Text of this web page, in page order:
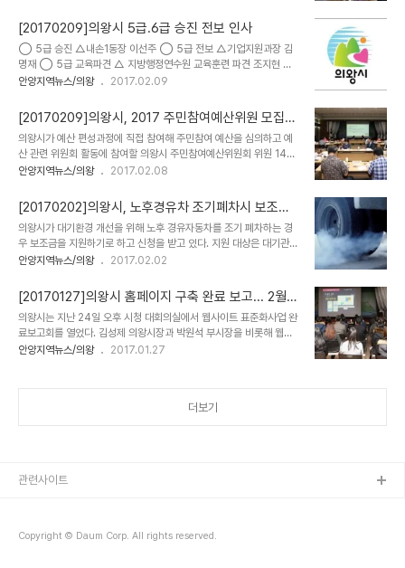
설명회를 여는 한편, ..
은 ‘도시재생활성화 및 지원에 관한 특별법’과 정부의 ‘국가 도시재생
기본방침’에 따라 의왕시 도시 지역의 잠재력과 법적․제도적 기준, 인
구․경제․산업․문화적 특성을 분석하고, 산․학․연 전문가 및 주민 등의
의견을 종합적으로 검토해 도시재생 전략을 수립하기 위해 추진되고
있다. 이날 보고회에서 참석자들은 의왕시 도시전략계획 기초조사를
에 대한 의견을 나눴다. 또, 지난 보고회에..
[20170209]의왕시 5급.6급 승진 전보 인사
◯ 5급 승진 △내손1동장 이선주 ◯ 5급 전보 △기업지원과장 김
명재 ◯ 5급 교육파견 △ 지방행정연수원 교육훈련 파견 조지현 ◯
6급 전보 △의회사무과 전문위원 김지홍 △문화예술관광팀장 박정오
운영팀장 박경석 △중앙도서관 독서진흥팀장 김지영 △내손도서관
관리운영팀장 송은아 △부곡동 사무장 송근성 △오전동 사무장 김동
수 ◯ 6급 교육파견 △경기도인재개발원 교육훈련 파견 안상숙 정준
모 - 이상 2월 13일자
안양지역뉴스/의왕 2017.02.09
[20170209]의왕시, 2017 주민참여예산위원 모집합
니다
의왕시가 예산 편성과정에 직접 참여해 주민참여 예산을 심의하고 예
산 관련 위원회 활동에 참여할 의왕시 주민참여예산위원회 위원 14명
을 13일까지 모집한다. 이번 모집의 응모 자격은 의왕시민과 의왕시
하다. 위원회 위원들은 의왕시 주민참여예산위원회 및 분과위 위원으
로 활동하면서 주민참여 예산을 심의하고 자문하는 역할을 맡는다. 의
왕시는 여성과 장애인, 노인 및 다문화 가족 등 사회적 약자를 대표하
는 시민들을 우선 선정하고, 재정‧행정 등의 분야에 전문성을 가진 시
민과 지역별‧성별‧연령대 등을 고려해 균형 있게 선정할 계획이다. 주
원사업 예산으로 일반회계 총 예산의 1% 범위..
안양지역뉴스/의왕 2017.02.08
[20170202]의왕시, 노후경유차 조기폐차시 보조금
지급
의왕시가 대기환경 개선을 위해 노후 경유자동차를 조기 폐차하는 경
우 보조금을 지원하기로 하고 신청을 받고 있다. 지원 대상은 대기관리
권역(양평·가평·연천·옹진군을 제외한 수도권)에 2년 이상 연속 등록
월 31일 이전 배출허용 기준을 적용해 제작된 경유자동차다. 단, 정부
보조금을 받아 배출가스 저감 장치를 부착했거나 저공해 엔진으로 개
조한 차량은 제외된다. 보조금액은 차종 및 연식에 따라 보험개발원이
산정한 분기별 차량기준 가액의 100%를 지급한다, 그러나 2001년
이후 제작 차량은 상한액이 있어 3.5톤 미만은 165만원, 3.5톤 이상
안양지역뉴스/의왕 2017.02.02
[20170127]의왕시 홈페이지 구축 완료 보고... 2월말
오픈
의왕시는 지난 24일 오후 시청 대회의실에서 웹사이트 표준화사업 완
료보고회를 열었다. 김성제 의왕시장과 박원석 부시장을 비롯해 웹사
이트 표준화사업단 관계자, 공무원 등 100여명이 참석한 이날 보고회
이뤄져, 최신 정보기술 환경 변화에 맞게 표준화해 시민이 더 쉽게 정
별 대민웹사이트 중 활용성이 낮은 11..
안양지역뉴스/의왕 2017.01.27
더보기
Copyright © Daum Corp. All rights reserved.
관련사이트